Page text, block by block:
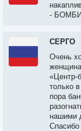
-
СЕРГО
Очень
«Центр-
только
пора
нашими